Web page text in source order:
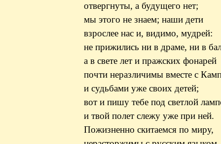
отвергнуты, а будущего нет;
мы этого не знаем; наши дети
взрослее нас и, видимо, мудрей:
не прижились ни в драме, ни в
а в свете лет и пражских фонарей
почти неразличимы вместе с
и судьбами уже своих детей;
вот и пишу тебе под светлой
и твой полет слежу уже при ней.
Пожизненно скитаемся по миру,